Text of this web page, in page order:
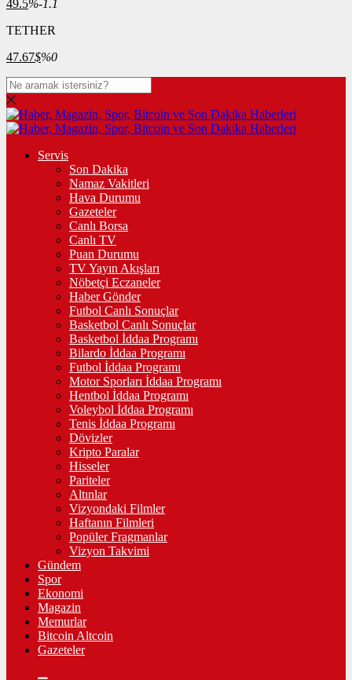
49.5%-1.1
TETHER
47.67$%0
Servis
Son Dakika
Namaz Vakitleri
Hava Durumu
Gazeteler
Canlı Borsa
Canlı TV
Puan Durumu
TV Yayın Akışları
Nöbetçi Eczaneler
Haber Gönder
Futbol Canlı Sonuçlar
Basketbol Canlı Sonuçlar
Basketbol İddaa Programı
Bilardo İddaa Programı
Futbol İddaa Programı
Motor Sporları İddaa Programı
Hentbol İddaa Programı
Voleybol İddaa Programı
Tenis İddaa Programı
Dövizler
Kripto Paralar
Hisseler
Pariteler
Altınlar
Vizyondaki Filmler
Haftanın Filmleri
Popüler Fragmanlar
Vizyon Takvimi
Gündem
Spor
Ekonomi
Magazin
Memurlar
Bitcoin Altcoin
Gazeteler